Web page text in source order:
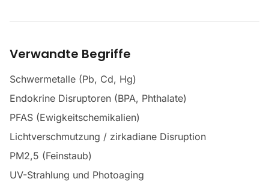
Verwandte Begriffe
Schwermetalle (Pb, Cd, Hg)
Endokrine Disruptoren (BPA, Phthalate)
PFAS (Ewigkeitschemikalien)
Lichtverschmutzung / zirkadiane Disruption
PM2,5 (Feinstaub)
UV-Strahlung und Photoaging